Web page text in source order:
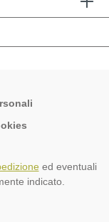
ed eventuali
indicato.